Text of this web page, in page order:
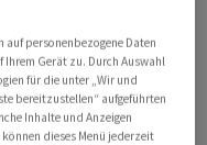
zerstört worden
eines Bombers
zwei
Andrij
Der zerstörte
auf personenbezogene Daten
Ihrem Gerät zu. Durch Auswahl
für die unter „Wir und
bereitzustellen“ aufgeführten
Inhalte und Anzeigen
dieses Menü jederzeit